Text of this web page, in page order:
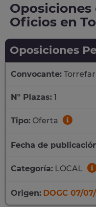
Oposiciones
Oficios en
Oposiciones
Convocante:
Nº Plazas: 1
Tipo: Oferta
Fecha de
Categoría: LOCAL
Origen: DOGC 07/